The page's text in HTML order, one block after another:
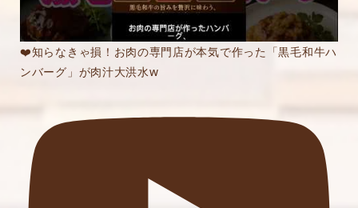
❤️知らなきゃ損！お肉の専門店が本気で作った「黒毛和牛ハ
ンバーグ」が肉汁大洪水w